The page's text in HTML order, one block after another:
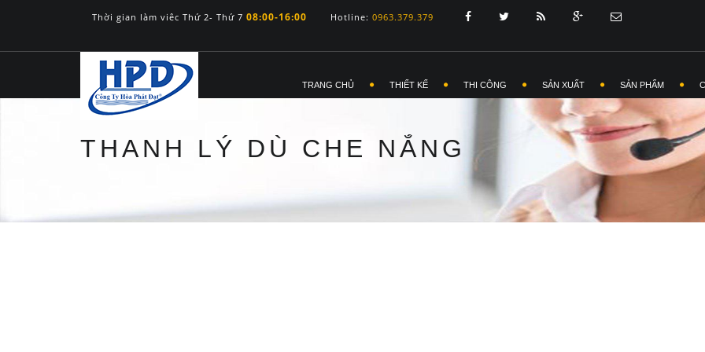
Thời gian làm viêc Thứ 2- Thứ 7 08:00-16:00 Hotline: 0963.379.379
TRANG CHỦ THIẾT KẾ THI CÔNG SẢN XUẤT SẢN PHẨM
THANH LÝ DÙ CHE NẮNG